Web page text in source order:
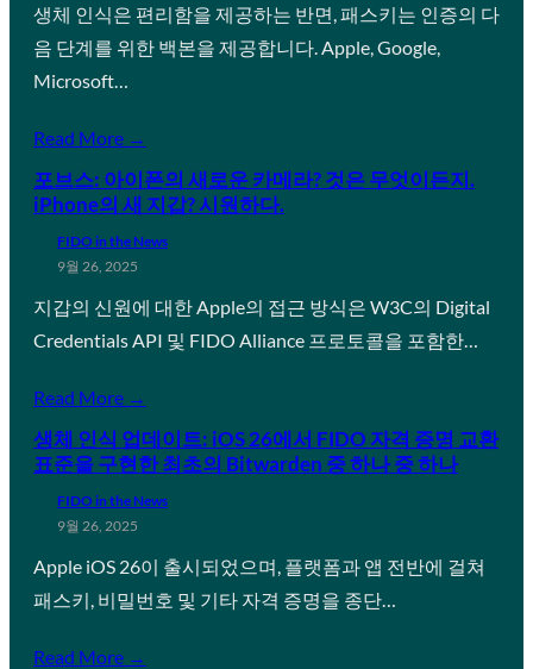
생체 인식은 편리함을 제공하는 반면, 패스키는 인증의 다
음 단계를 위한 백본을 제공합니다. Apple, Google,
Microsoft…
Read More →
포브스: 아이폰의 새로운 카메라? 것은 무엇이든지.
iPhone의 새 지갑? 시원하다.
FIDO in the News
9월 26, 2025
지갑의 신원에 대한 Apple의 접근 방식은 W3C의 Digital
Credentials API 및 FIDO Alliance 프로토콜을 포함한…
Read More →
생체 인식 업데이트: iOS 26에서 FIDO 자격 증명 교환
표준을 구현한 최초의 Bitwarden 중 하나 중 하나
FIDO in the News
9월 26, 2025
Apple iOS 26이 출시되었으며, 플랫폼과 앱 전반에 걸쳐
패스키, 비밀번호 및 기타 자격 증명을 종단…
Read More →